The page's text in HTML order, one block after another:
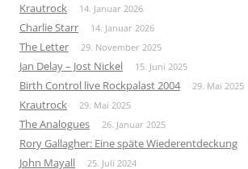
Krautrock 14. Januar 2026
Charlie Starr 14. Januar 2026
The Letter 29. November 2025
Jan Delay – Jost Nickel 15. Juni 2025
Birth Control live Rockpalast 2004 29. Mai 2025
Krautrock 29. Mai 2025
The Analogues 26. Januar 2025
Rory Gallagher: Eine späte Wiederentdeckung
John Mayall 25. Juli 2024